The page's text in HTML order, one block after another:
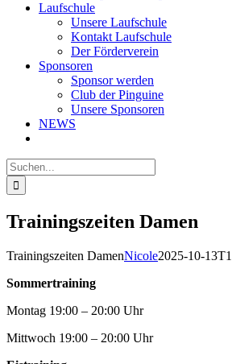
Laufschule
Unsere Laufschule
Kontakt Laufschule
Der Förderverein
Sponsoren
Sponsor werden
Club der Pinguine
Unsere Sponsoren
NEWS
Suche
nach:
Trainingszeiten Damen
Trainingszeiten DamenNicole2025-10-
Sommertraining
Montag 19:00 – 20:00 Uhr
Mittwoch 19:00 – 20:00 Uhr